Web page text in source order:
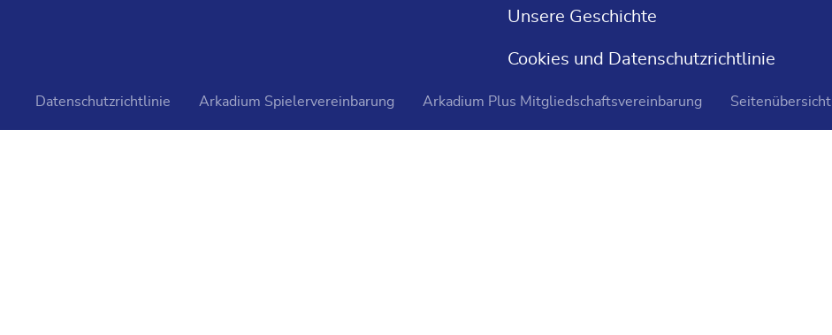
Kreuzworträtsel
Sudoku
Casino Spiele
Unsere Geschichte
Cookies und Datenschutzrichtlinie
Datenschutzrichtlinie Arkadium Spielervereinbarung Arkadium Plus Mitgliedschaftsvereinbarung Seitenübersicht